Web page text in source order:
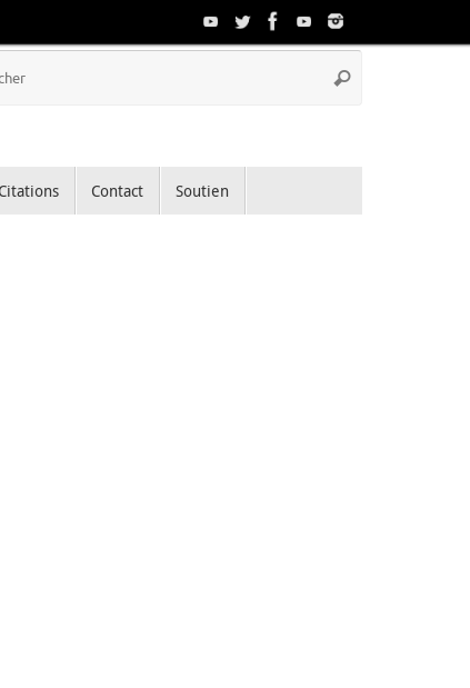
Rechercher
Citations Contact Soutien